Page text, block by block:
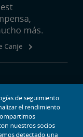
más.
Canje
de seguimiento
el rendimiento
nuestros socios
detectado una